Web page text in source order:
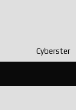
Cyberster